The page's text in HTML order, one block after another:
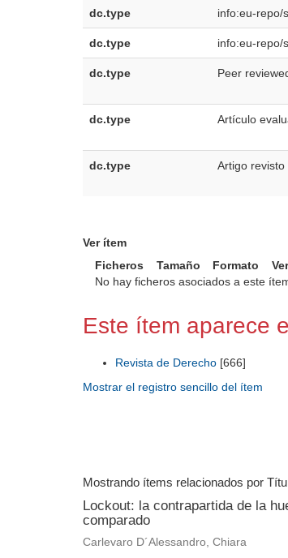
dc.type info:eu-repo/
dc.type info:eu-repo/
dc.type Peer
dc.type Artículo
dc.type Artigo revisto
Ver ítem
Ficheros
Tamaño Formato
Ver
No hay ficheros asociados a este
Este ítem aparece
Revista de Derecho [666]
Mostrar el registro sencillo del ítem
Mostrando ítems relacionados por
Lockout: la contrapartida de la
comparado
Carlevaro D´Alessandro, Chiara